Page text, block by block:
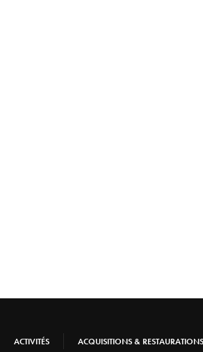
ACTIVITÉS ACQUISITIONS & RESTAURATIONS